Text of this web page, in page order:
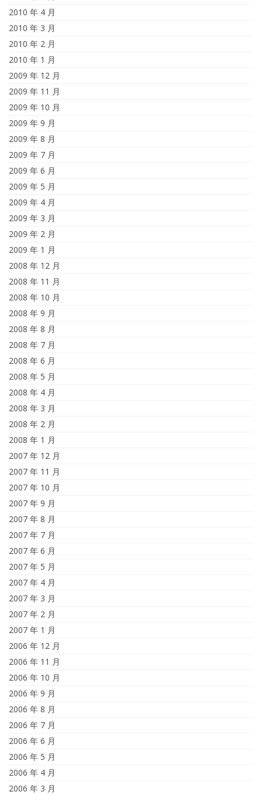
2010 年 4 月
2010 年 3 月
2010 年 2 月
2010 年 1 月
2009 年 12 月
2009 年 11 月
2009 年 10 月
2009 年 9 月
2009 年 8 月
2009 年 7 月
2009 年 6 月
2009 年 5 月
2009 年 4 月
2009 年 3 月
2009 年 2 月
2009 年 1 月
2008 年 12 月
2008 年 11 月
2008 年 10 月
2008 年 9 月
2008 年 8 月
2008 年 7 月
2008 年 6 月
2008 年 5 月
2008 年 4 月
2008 年 3 月
2008 年 2 月
2008 年 1 月
2007 年 12 月
2007 年 11 月
2007 年 10 月
2007 年 9 月
2007 年 8 月
2007 年 7 月
2007 年 6 月
2007 年 5 月
2007 年 4 月
2007 年 3 月
2007 年 2 月
2007 年 1 月
2006 年 12 月
2006 年 11 月
2006 年 10 月
2006 年 9 月
2006 年 8 月
2006 年 7 月
2006 年 6 月
2006 年 5 月
2006 年 4 月
2006 年 3 月